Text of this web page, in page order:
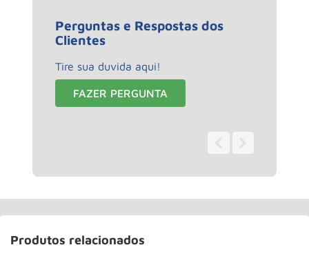
Perguntas e Respostas dos
Clientes
Tire sua duvida aqui!
FAZER PERGUNTA
Produtos relacionados